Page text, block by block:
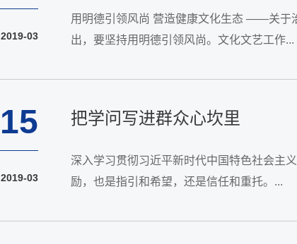
2019-03
用明德引领风尚 营造健康文化生态 ——关于
出，要坚持用明德引领风尚。文化文艺工作...
15
2019-03
把学问写进群众心坎里
深入学习贯彻习近平新时代中国特色社会主
励，也是指引和希望，还是信任和重托。...